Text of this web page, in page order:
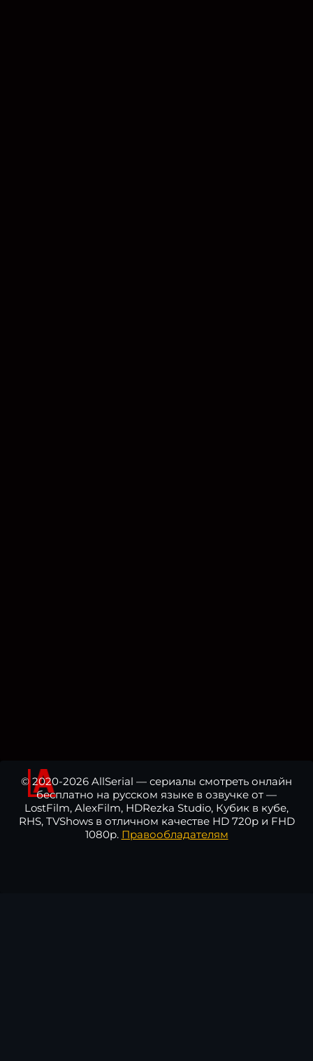
© 2020-2026 AllSerial — сериалы смотреть онлайн
бесплатно на русском языке в озвучке от —
LostFilm, AlexFilm, HDRezka Studio, Кубик в кубе,
RHS, TVShows в отличном качестве HD 720p и FHD
1080p. Правообладателям